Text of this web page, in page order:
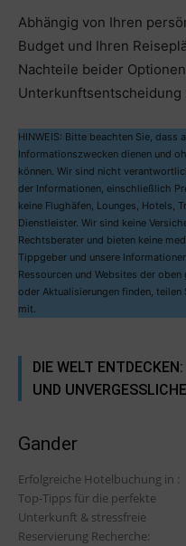
Abhängig von Ihren
Budget und Ihren
Nachteile beider
Unterkunftsentscheidung
HINWEIS: Bitte beachten Sie, dass
Informationszwecken dienen und
können. Wir sind nicht
der Informationen, einschließlich
keine Flughäfen, Lounges, Hotels,
Dienstleister. Wir sind keine
Rechtsberater und bieten keine
Tippgeber und unsere
Ressourcen und Websites der
oder Aktualisierungen finden,
mit.
DIE WELT
UND
Gander
Erfolgreiche Hotelbuchung in :
Top-Tipps für die perfekte
Unterkunft & stressfreie
Reservierung Recherche: